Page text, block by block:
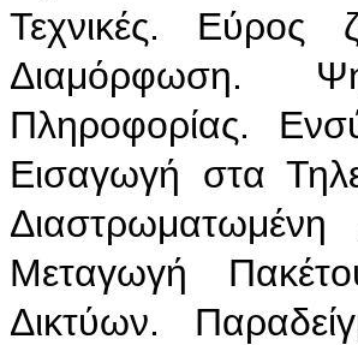
Τεχνικές.
Διαμόρφωση.
Πληροφορίας.
Εισαγωγή στα
Μεταγωγή
Δικτύων.